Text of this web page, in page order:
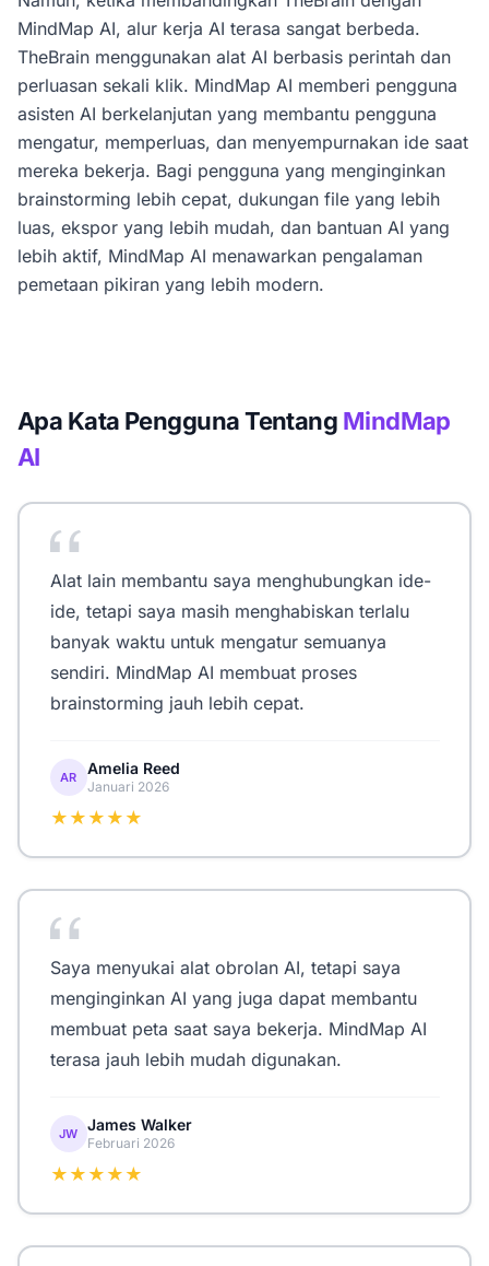
MindMap AI, alur kerja AI terasa sangat berbeda.
TheBrain menggunakan alat AI berbasis perintah dan
perluasan sekali klik. MindMap AI memberi pengguna
asisten AI berkelanjutan yang membantu pengguna
mengatur, memperluas, dan menyempurnakan ide saat
mereka bekerja. Bagi pengguna yang menginginkan
brainstorming lebih cepat, dukungan file yang lebih
luas, ekspor yang lebih mudah, dan bantuan AI yang
lebih aktif, MindMap AI menawarkan pengalaman
pemetaan pikiran yang lebih modern.
Apa Kata Pengguna Tentang MindMap
AI
Alat lain membantu saya menghubungkan ide-
ide, tetapi saya masih menghabiskan terlalu
banyak waktu untuk mengatur semuanya
sendiri. MindMap AI membuat proses
brainstorming jauh lebih cepat.
AR Amelia Reed
Januari 2026
★★★★★
Saya menyukai alat obrolan AI, tetapi saya
menginginkan AI yang juga dapat membantu
membuat peta saat saya bekerja. MindMap AI
terasa jauh lebih mudah digunakan.
JW James Walker
Februari 2026
★★★★★